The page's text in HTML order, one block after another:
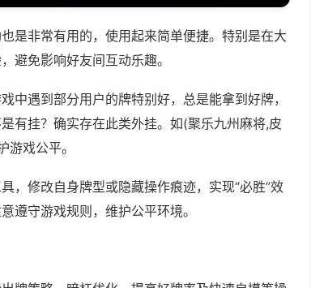
是非常有用的，使用起来简单便捷。特别是在大
避免影响好友间互动乐趣。
中遇到部分用户的牌特别好，总是能拿到好牌，
有挂？确实存在此类外挂。如(聚乐九州麻将,皮
戏公平。
，修改自身牌型或隐藏操作痕迹，实现“必胜”效
遵守游戏规则，维护公平环境。